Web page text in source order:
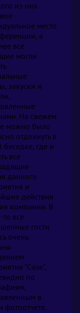
из них
место
а
все
могли
закуски и
На свежем
можно было
отдохнуть в
беседке, где и
все
данного
и
действия
компании. В
все
гости
очень
"Case",
по
в
фотоотчете.